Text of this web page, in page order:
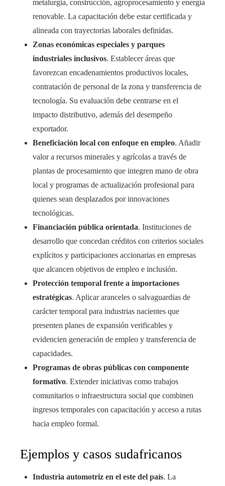
metalurgia, construcción, agroprocesamiento y energía
renovable. La capacitación debe estar certificada y
alineada con trayectorias laborales definidas.
Zonas económicas especiales y parques
industriales inclusivos. Establecer áreas que
favorezcan encadenamientos productivos locales,
contratación de personal de la zona y transferencia de
tecnología. Su evaluación debe centrarse en el
impacto distributivo, además del desempeño
exportador.
Beneficiación local con enfoque en empleo. Añadir
valor a recursos minerales y agrícolas a través de
plantas de procesamiento que integren mano de obra
local y programas de actualización profesional para
quienes sean desplazados por innovaciones
tecnológicas.
Financiación pública orientada. Instituciones de
desarrollo que concedan créditos con criterios sociales
explícitos y participaciones accionarias en empresas
que alcancen objetivos de empleo e inclusión.
Protección temporal frente a importaciones
estratégicas. Aplicar aranceles o salvaguardias de
carácter temporal para industrias nacientes que
presenten planes de expansión verificables y
evidencien generación de empleo y transferencia de
capacidades.
Programas de obras públicas con componente
formativo. Extender iniciativas como trabajos
comunitarios o infraestructura social que combinen
ingresos temporales con capacitación y acceso a rutas
hacia empleo formal.
Ejemplos y casos sudafricanos
Industria automotriz en el este del país. La